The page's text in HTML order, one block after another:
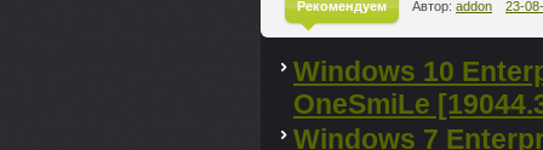
Рекомендуем
^
Автор:addon 23-
Windows 10
OneSmiLe
Windows 7